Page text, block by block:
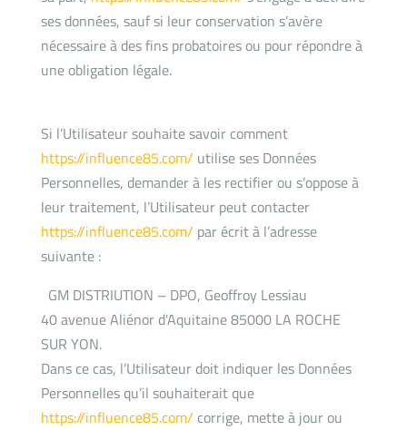
ses données, sauf si leur conservation s’avère
nécessaire à des fins probatoires ou pour répondre à
une obligation légale.
Si l’Utilisateur souhaite savoir comment
https://influence85.com/ utilise ses Données
Personnelles, demander à les rectifier ou s’oppose à
leur traitement, l’Utilisateur peut contacter
https://influence85.com/ par écrit à l’adresse
suivante :
GM DISTRIUTION – DPO, Geoffroy Lessiau
40 avenue Aliénor d'Aquitaine 85000 LA ROCHE
SUR YON.
Dans ce cas, l’Utilisateur doit indiquer les Données
Personnelles qu’il souhaiterait que
https://influence85.com/ corrige, mette à jour ou